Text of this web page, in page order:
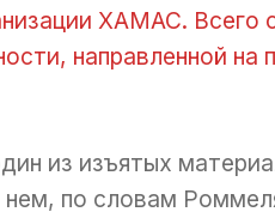
ХАМАС.
направленной
из изъятых
нем, по словам